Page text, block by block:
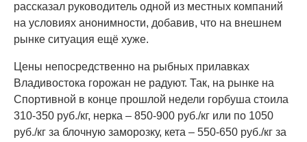
рассказал руководитель одной из местных компаний
на условиях анонимности, добавив, что на внешнем
рынке ситуация ещё хуже.
Цены непосредственно на рыбных прилавках
Владивостока горожан не радуют. Так, на рынке на
Спортивной в конце прошлой недели горбуша стоила
310-350 руб./кг, нерка – 850-900 руб./кг или по 1050
руб./кг за блочную заморозку, кета – 550-650 руб./кг за